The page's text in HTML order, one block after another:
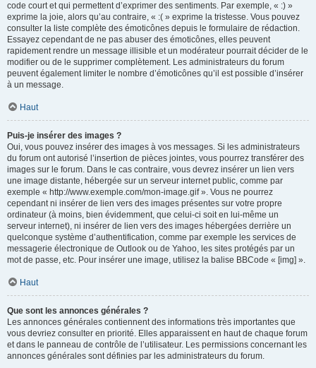
code court et qui permettent d’exprimer des sentiments. Par exemple, « :) »
exprime la joie, alors qu’au contraire, « :( » exprime la tristesse. Vous pouvez
consulter la liste complète des émoticônes depuis le formulaire de rédaction.
Essayez cependant de ne pas abuser des émoticônes, elles peuvent
rapidement rendre un message illisible et un modérateur pourrait décider de le
modifier ou de le supprimer complètement. Les administrateurs du forum
peuvent également limiter le nombre d’émoticônes qu’il est possible d’insérer
à un message.
Haut
Puis-je insérer des images ?
Oui, vous pouvez insérer des images à vos messages. Si les administrateurs
du forum ont autorisé l’insertion de pièces jointes, vous pourrez transférer des
images sur le forum. Dans le cas contraire, vous devrez insérer un lien vers
une image distante, hébergée sur un serveur internet public, comme par
exemple « http://www.exemple.com/mon-image.gif ». Vous ne pourrez
cependant ni insérer de lien vers des images présentes sur votre propre
ordinateur (à moins, bien évidemment, que celui-ci soit en lui-même un
serveur internet), ni insérer de lien vers des images hébergées derrière un
quelconque système d’authentification, comme par exemple les services de
messagerie électronique de Outlook ou de Yahoo, les sites protégés par un
mot de passe, etc. Pour insérer une image, utilisez la balise BBCode « [img] ».
Haut
Que sont les annonces générales ?
Les annonces générales contiennent des informations très importantes que
vous devriez consulter en priorité. Elles apparaissent en haut de chaque forum
et dans le panneau de contrôle de l’utilisateur. Les permissions concernant les
annonces générales sont définies par les administrateurs du forum.